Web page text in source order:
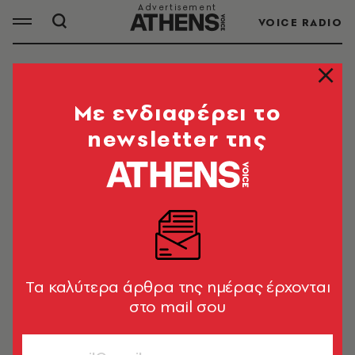
VOICE RADIO
ΑΓΡΙΑ ΖΩΑ
ΟΛΑ ΤΑ ΑΡΘΡΑ ΤΟΥ TAG
ΠΕΡΙΒΑΛΛΟΝ
Φωτογράφος απαθανάτισε τον
σπάνιο λευκό Ιβηρικό λύγκα
Mε ενδιαφέρει το
newsletter της
Tα καλύτερα άρθρα της ημέρας έρχονται
στο mail σου